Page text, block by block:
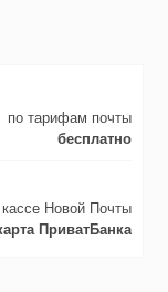
по тарифам почты
бесплатно
кассе Новой Почты
ПриватБанка